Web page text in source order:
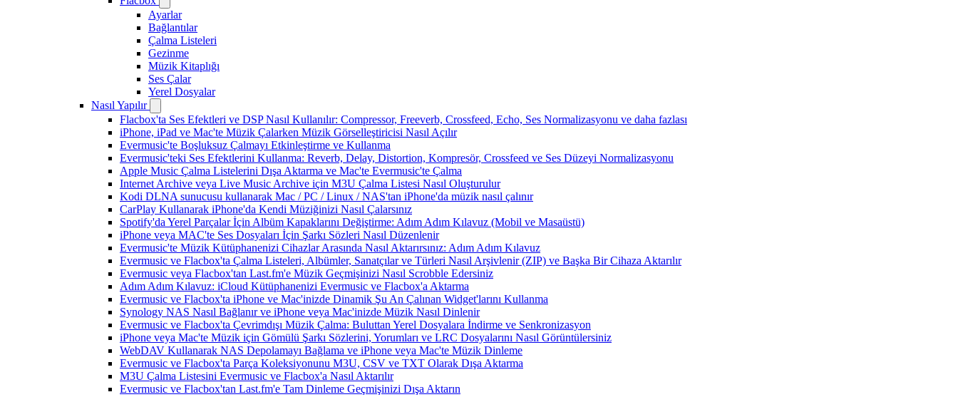
Ayarlar
Bağlantılar
Çalma Listeleri
Gezinme
Müzik Kitaplığı
Ses Çalar
Yerel Dosyalar
Nasıl Yapılır
Flacbox'ta Ses Efektleri ve DSP Nasıl Kullanılır: Compressor, Freeverb, Crossfeed, Echo, Ses Normalizasyonu ve daha fazlası
iPhone, iPad ve Mac'te Müzik Çalarken Müzik Görselleştiricisi Nasıl Açılır
Evermusic'te Boşluksuz Çalmayı Etkinleştirme ve Kullanma
Evermusic'teki Ses Efektlerini Kullanma: Reverb, Delay, Distortion, Kompresör, Crossfeed ve Ses Düzeyi Normalizasyonu
Apple Music Çalma Listelerini Dışa Aktarma ve Mac'te Evermusic'te Çalma
Internet Archive veya Live Music Archive için M3U Çalma Listesi Nasıl Oluşturulur
Kodi DLNA sunucusu kullanarak Mac / PC / Linux / NAS'tan iPhone'da müzik nasıl çalınır
CarPlay Kullanarak iPhone'da Kendi Müziğinizi Nasıl Çalarsınız
Spotify'da Yerel Parçalar İçin Albüm Kapaklarını Değiştirme: Adım Adım Kılavuz (Mobil ve Masaüstü)
iPhone veya MAC'te Ses Dosyaları İçin Şarkı Sözleri Nasıl Düzenlenir
Evermusic'te Müzik Kütüphanenizi Cihazlar Arasında Nasıl Aktarırsınız: Adım Adım Kılavuz
Evermusic ve Flacbox'ta Çalma Listeleri, Albümler, Sanatçılar ve Türleri Nasıl Arşivlenir (ZIP) ve Başka Bir Cihaza Aktarılır
Evermusic veya Flacbox'tan Last.fm'e Müzik Geçmişinizi Nasıl Scrobble Edersiniz
Adım Adım Kılavuz: iCloud Kütüphanenizi Evermusic ve Flacbox'a Aktarma
Evermusic ve Flacbox'ta iPhone ve Mac'inizde Dinamik Şu An Çalınan Widget'larını Kullanma
Synology NAS Nasıl Bağlanır ve iPhone veya Mac'inizde Müzik Nasıl Dinlenir
Evermusic ve Flacbox'ta Çevrimdışı Müzik Çalma: Buluttan Yerel Dosyalara İndirme ve Senkronizasyon
iPhone veya Mac'te Müzik için Gömülü Şarkı Sözlerini, Yorumları ve LRC Dosyalarını Nasıl Görüntülersiniz
WebDAV Kullanarak NAS Depolamayı Bağlama ve iPhone veya Mac'te Müzik Dinleme
Evermusic ve Flacbox'ta Parça Koleksiyonunu M3U, CSV ve TXT Olarak Dışa Aktarma
M3U Çalma Listesini Evermusic ve Flacbox'a Nasıl Aktarılır
Evermusic ve Flacbox'tan Last.fm'e Tam Dinleme Geçmişinizi Dışa Aktarın